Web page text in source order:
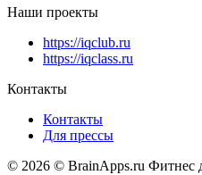
Наши проекты
https://iqclub.ru
https://iqclass.ru
Контакты
Контакты
Для прессы
© 2026 © BrainApps.ru Фитнес